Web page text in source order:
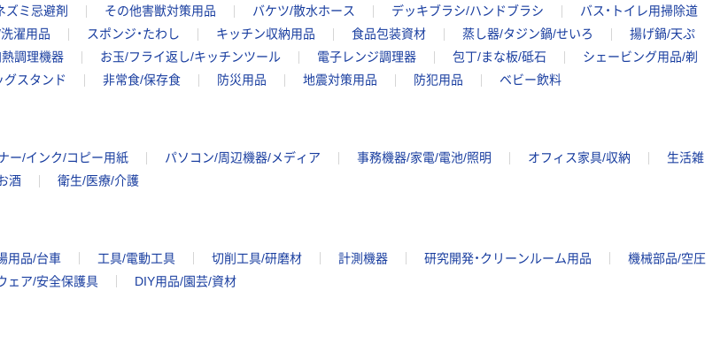
ズミ忌避剤 その他害獣対策用品 バケツ/散水ホース デッキブラシ/ハンドブラシ
バス・トイレ用掃除道
濯用品 スポンジ・たわし キッチン収納用品 食品包装資材 蒸し器/タジン鍋/せいろ
揚げ鍋/天ぷ
調理機器 お玉/フライ返し/キッチンツール 電子レンジ調理器 包丁/まな板/砥石
シェービング用品/剃
グスタンド 非常食/保存食 防災用品 地震対策用品 防犯用品 ベビー飲料
ー/インク/コピー用紙 パソコン/周辺機器/メディア 事務機器/家電/電池/照明 オフィス家具/収納
生活雑
酒 衛生/医療/介護
用品/台車 工具/電動工具 切削工具/研磨材 計測機器 研究開発・クリーンルーム用品
機械部品/空圧
ェア/安全保護具 DIY用品/園芸/資材